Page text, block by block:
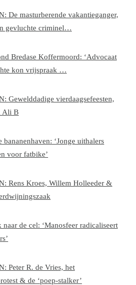
De masturberende vakantieganger,
gevluchte criminel…
Bredase Koffermoord: ‘Advocaat
kon vrijspraak …
Gewelddadige vierdaagsefeesten,
Ali B
bananenhaven: ‘Jonge uithalers
voor fatbike’
Rens Kroes, Willem Holleeder &
naar de cel: ‘Manosfeer radicaliseert
Peter R. de Vries, het
& de ‘poep-stalker’